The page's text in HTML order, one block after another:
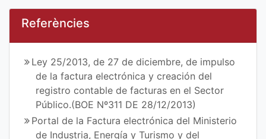
Referències
Ley 25/2013, de 27 de diciembre, de impulso
de la factura electrónica y creación del
registro contable de facturas en el Sector
Público.(BOE Nº311 DE 28/12/2013)
Portal de la Factura electrónica del Ministerio
de Industria, Energía y Turismo y del